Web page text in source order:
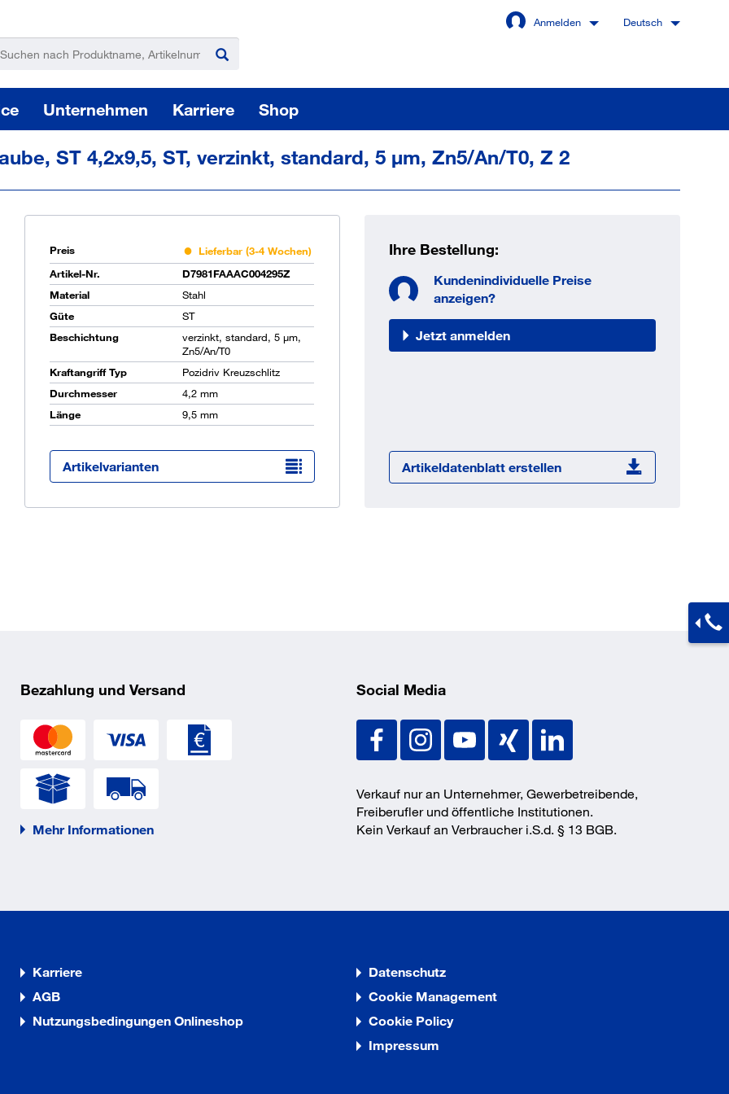
Anmelden
Angemeldet bleiben
Sie sind noch kein Kunde
OCI Schnittstelle zu lhrer
Warenwirtschaft
Deutsch
Unternehmen Karriere Shop
ST 4,2x9,5, ST, verzinkt, standard, 5 µm, Zn5/An/T0, Z 2
Preis
Lieferbar (3-4 Wochen)
Artikel-Nr.
D7981FAAAC004295Z
Material
Stahl
Güte
ST
Beschichtung
verzinkt, standard, 5 µm,
Zn5/An/T0
Kraftangriff Typ
Pozidriv Kreuzschlitz
Durchmesser
4,2 mm
Länge
9,5 mm
Artikelvarianten
Ihre Bestellung:
Kundenindividuelle Preise
anzeigen?
Jetzt anmelden
Artikeldatenblatt erstellen
Bezahlung und Versand
Mehr Informationen
Social Media
Verkauf nur an Unternehmer, Gewerbetreibende,
Freiberufler und öffentliche Institutionen.
Kein Verkauf an Verbraucher i.S.d. § 13 BGB.
Karriere
AGB
Nutzungsbedingungen Onlineshop
Datenschutz
Cookie Management
Cookie Policy
Impressum